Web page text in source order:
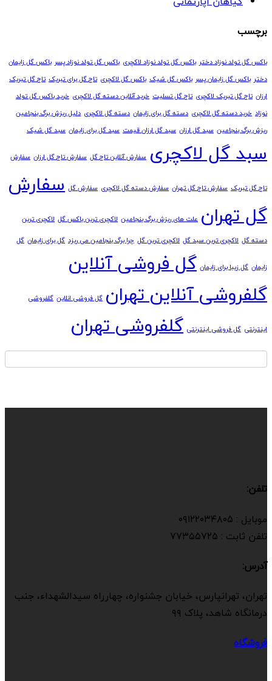
برچسب
باکس گل تولد نوزاد دختر باکس گل تولد نوزاد لاکچری باکس گل تولد نوزاد پسر باکس گل زایمان
دختر باکس گل زایمان پسر باکس گل شیک باکس گل لاکچری تاج گل برای تبریک تاج گل تبریک
ارزان تاج گل تبریک لاکچری تاج گل تسلیت خرید آنلاین دسته گل لاکچری خرید باکس گل تولد
نوزاد خرید دسته گل لاکچری دسته گل برای زایمان دسته گل لاکچری دلیل ریزش برگ بنجامین
ریزش برگ بنجامین سبد گل ارزان سبد گل ارزان قیمت سبد گل برای زایمان سبد گل شیک
سبد گل لاکچری سفارش آنلاین تاج گل سفارش تاج گل ارزان سفارش
تاج گل تبریک سفارش تاج گل تهران سفارش دسته گل لاکچری سفارش گل سفارش
گل تهران علت های ریزش برگ بنجامین لاکچری ترین باکس گل لاکچری ترین
دسته گل لاکچری ترین سبد گل لاکچری ترین گل چرا برگ بنجامین می ریزد گل برای زایمان گل
زایمان گل زیبا برای زایمان گل فروشی آنلاین
گلفروشی آنلاین تهران گل فروشی انلاین گلفروشی
اینترنتی گل فروشی اینترنتی گلفروشی تهران
تلفن:
موبایل : ۰۹۱۲۲۰۳۴۸۰۵
تلفن ثابت : ۷۷۳۵۵۷۲۵
آدرس:
تهران، تهرانپارس، خیابان جشنواره، چهارراه سیدالشهداء، جنب
درمانگاه شاهد، پلاک ۹۹
فروشگاه